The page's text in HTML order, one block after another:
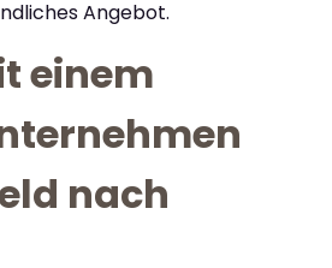
Angebot.
einem
nach